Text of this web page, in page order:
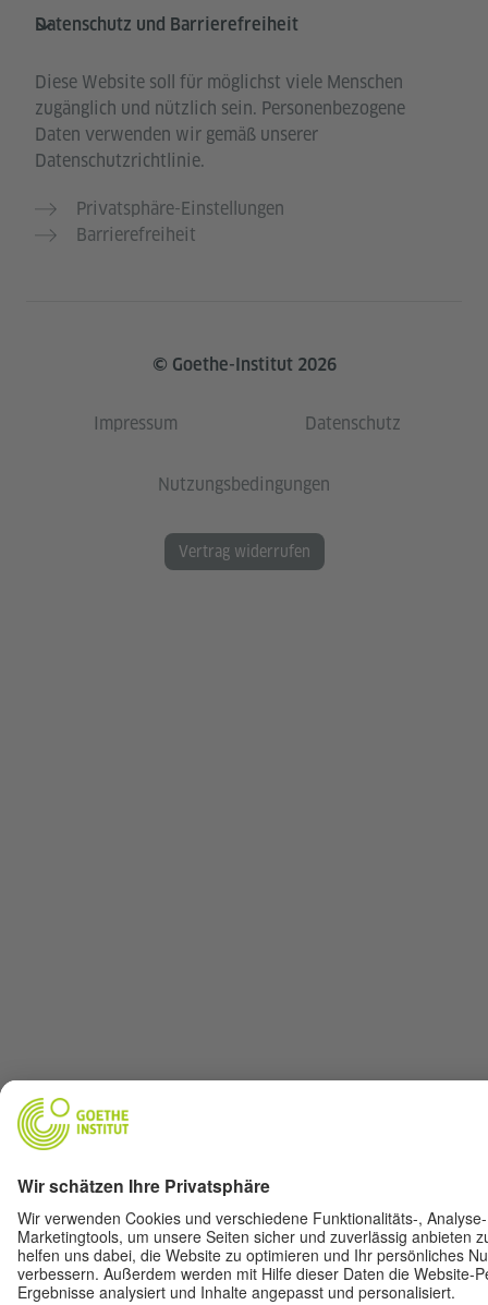
Datenschutz und Barrierefreiheit
Diese Website soll für möglichst viele Menschen
zugänglich und nützlich sein. Personenbezogene
Daten verwenden wir gemäß unserer
Datenschutzrichtlinie.
Privatsphäre-Einstellungen
Barrierefreiheit
© Goethe-Institut 2026
Impressum Datenschutz
Nutzungsbedingungen
Vertrag widerrufen